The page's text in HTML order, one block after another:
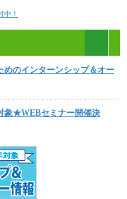
中！
めのインターンシップ＆オー
象★WEBセミナー開催決